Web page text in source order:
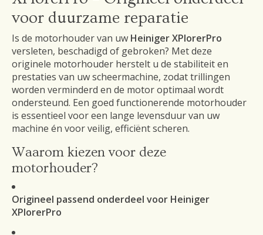
voor duurzame reparatie
Is de motorhouder van uw Heiniger XPlorerPro
versleten, beschadigd of gebroken? Met deze
originele motorhouder herstelt u de stabiliteit en
prestaties van uw scheermachine, zodat trillingen
worden verminderd en de motor optimaal wordt
ondersteund. Een goed functionerende motorhouder
is essentieel voor een lange levensduur van uw
machine én voor veilig, efficiënt scheren.
Waarom kiezen voor deze
motorhouder?
Origineel passend onderdeel voor Heiniger
XPlorerPro